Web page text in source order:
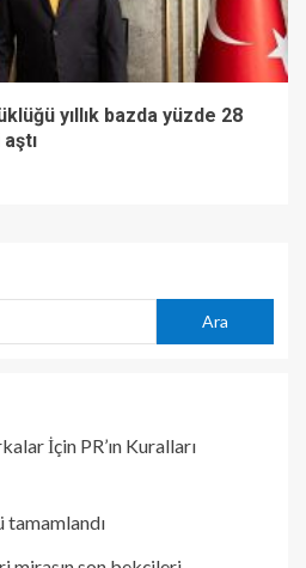
yıllık bazda yüzde 28
Ara
İçin PR’ın Kuralları